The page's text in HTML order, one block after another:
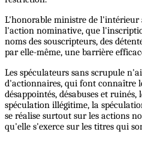
L'honorable ministre de l'intérieur
l'action nominative, que
noms des souscripteurs, des
par elle-même, une barrière
Les spéculateurs sans scrupule
d'actionnaires, qui font connaître
désappointés, désabuses et
spéculation illégitime, la
se réalise surtout sur les actions
qu'elle s'exerce sur les titres qui